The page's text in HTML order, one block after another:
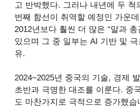
고 반박했다. 그러나 내년에 두 척
번째 함선이 취역할 예정인 가운
2012년보다 훨씬 더 많은 “말과 총
있으며 그 중 일부는 AI 기반 및 극
유.
2024~2025년 중국의 기술, 경제
초반과 극명한 대조를 이룬다. 중
도 마찬가지로 극적으로 증가했습